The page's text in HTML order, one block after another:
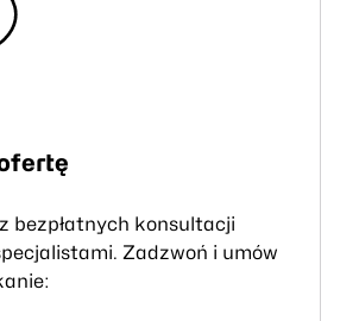
bezpłatnych konsultacji
Zadzwoń i umów